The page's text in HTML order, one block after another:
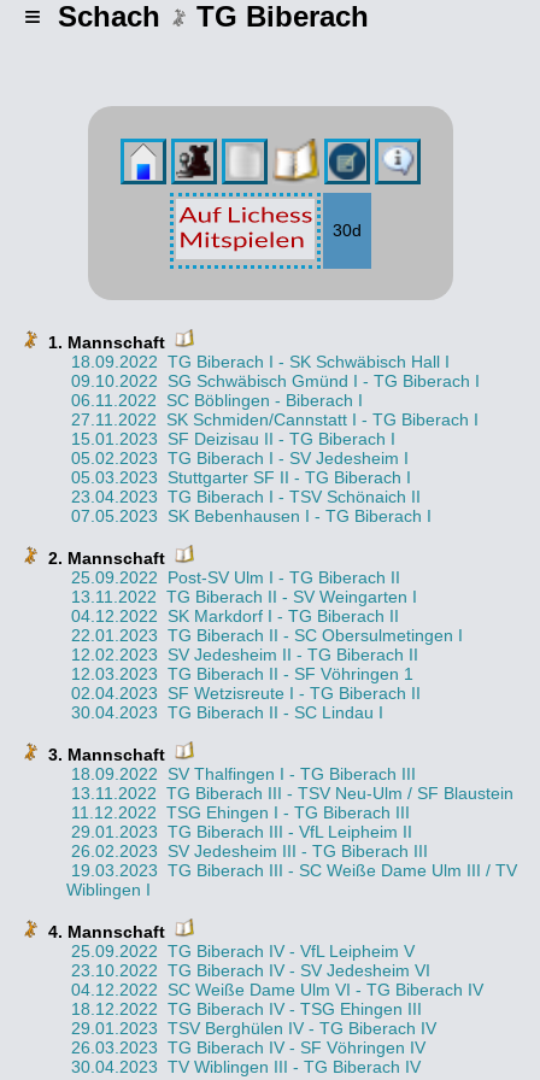
≡ Schach TG Biberach
30d
1. Mannschaft
18.09.2022 TG Biberach I - SK Schwäbisch Hall I
09.10.2022
SG Schwäbisch Gmünd I - TG Biberach I
06.11.2022
SC Böblingen - Biberach I
27.11.2022
SK Schmiden/Cannstatt I - TG Biberach I
15.01.2023
SF Deizisau II - TG Biberach I
05.02.2023 TG Biberach I - SV Jedesheim I
05.03.2023
Stuttgarter SF II - TG Biberach I
23.04.2023 TG Biberach I - TSV Schönaich II
07.05.2023
SK Bebenhausen I - TG Biberach I
2. Mannschaft
25.09.2022
Post-SV Ulm I - TG Biberach II
13.11.2022 TG Biberach II - SV Weingarten I
04.12.2022
SK Markdorf I - TG Biberach II
22.01.2023 TG Biberach II - SC Obersulmetingen I
12.02.2023
SV Jedesheim II - TG Biberach II
12.03.2023 TG Biberach II - SF Vöhringen 1
02.04.2023
SF Wetzisreute I - TG Biberach II
30.04.2023 TG Biberach II - SC Lindau I
3. Mannschaft
18.09.2022
SV Thalfingen I - TG Biberach III
13.11.2022 TG Biberach III - TSV Neu-Ulm / SF Blaustein
11.12.2022 TSG Ehingen I - TG Biberach III
29.01.2023 TG Biberach III - VfL Leipheim II
26.02.2023
SV Jedesheim III - TG Biberach III
19.03.2023 TG Biberach III - SC Weiße Dame Ulm III / TV
Wiblingen I
4. Mannschaft
25.09.2022 TG Biberach IV - VfL Leipheim V
23.10.2022 TG Biberach IV - SV Jedesheim VI
04.12.2022
SC Weiße Dame Ulm VI - TG Biberach IV
18.12.2022 TG Biberach IV - TSG Ehingen III
29.01.2023 TSV Berghülen IV - TG Biberach IV
26.03.2023 TG Biberach IV - SF Vöhringen IV
30.04.2023 TV Wiblingen III - TG Biberach IV